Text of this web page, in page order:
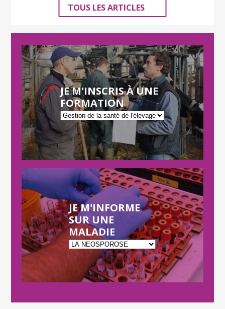
TOUS LES ARTICLES
JE M'INSCRIS À UNE
FORMATION
JE M'INFORME
SUR UNE
MALADIE